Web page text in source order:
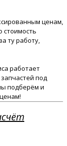
ценам,
стоимость
ту работу,
работает
под
подберём и